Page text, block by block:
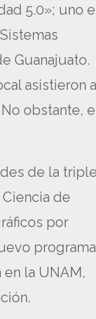
5.0»; uno
Guanajuato.
asistieron a
obstante,
de la triple
de
por
programa
la UNAM,